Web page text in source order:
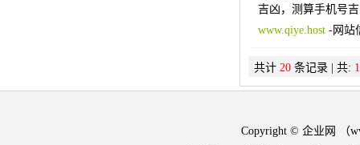
吉凶，测算手机号
www.qiye.host-网站
共计 20条记录 | 共: 1
Copyright © 企业网 （